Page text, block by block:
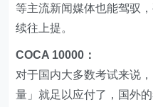
等主流新闻媒体也能驾驭
续往上提。
COCA 10000：
对于国内大多数考试来说
量」就足以应付了，国外